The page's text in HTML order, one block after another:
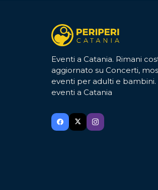
Eventi a Catania. Rimani
aggiornato su Concerti,
eventi per adulti e
eventi a Catania